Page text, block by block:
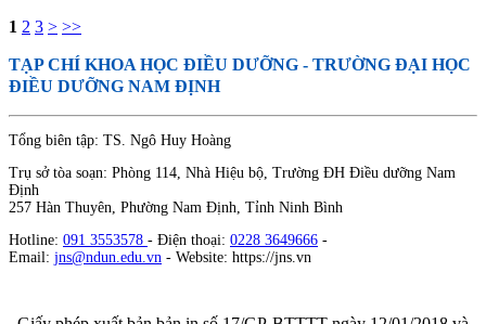
1 2 3 > >>
TẠP CHÍ KHOA HỌC ĐIỀU DƯỠNG - TRƯỜNG ĐẠI HỌC
ĐIỀU DƯỠNG NAM ĐỊNH
Tổng biên tập: TS. Ngô Huy Hoàng
Trụ sở tòa soạn: Phòng 114, Nhà Hiệu bộ, Trường ĐH Điều dưỡng Nam
Định
257 Hàn Thuyên, Phường Nam Định, Tỉnh Ninh Bình
Hotline: 091 3553578 - Điện thoại: 0228 3649666 -
Email: jns@ndun.edu.vn - Website: https://jns.vn